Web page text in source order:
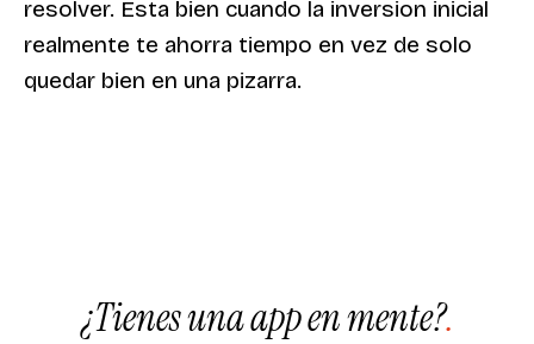
resolver. Esta bien cuando la inversion inicial
realmente te ahorra tiempo en vez de solo
quedar bien en una pizarra.
¿Tienes una app en mente?.